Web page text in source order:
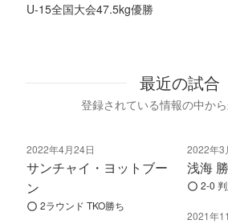
U-15全国大会47.5kg優勝
最近の試合
登録されている情報の中か
2022年4月24日
サンチャイ・ヨットブー
ン
2ラウンド TKO勝ち
2022年3
浅海
2-0
2021年